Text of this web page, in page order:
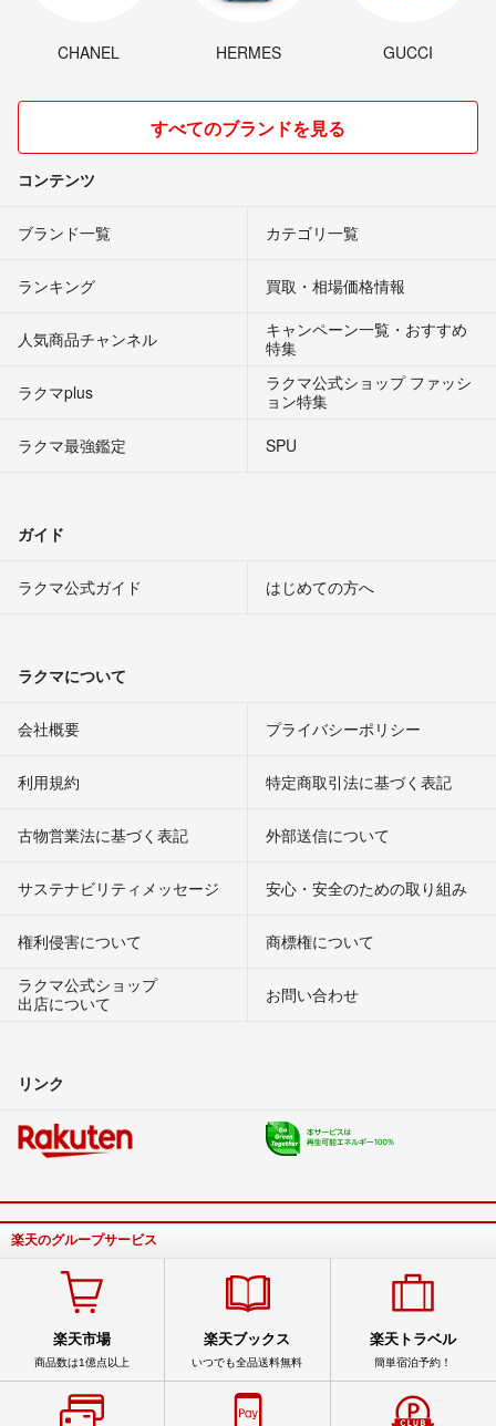
CHANEL HERMES GUCCI
すべてのブランドを見る
コンテンツ
ブランド一覧 カテゴリ一覧
ランキング 買取・相場価格情報
人気商品チャンネル
キャンペーン一覧・おすすめ
特集
ラクマplus
ラクマ公式ショップ ファッシ
ョン特集
ラクマ最強鑑定
SPU
ガイド
ラクマ公式ガイド はじめての方へ
ラクマについて
会社概要 プライバシーポリシー
利用規約 特定商取引法に基づく表記
古物営業法に基づく表記 外部送信について
サステナビリティメッセージ 安心・安全のための取り組み
権利侵害について
商標権について
ラクマ公式ショップ
出店について
お問い合わせ
リンク
楽天のグループサービス
楽天市場
商品数は1億点以上
楽天ブックス
いつでも全品送料無料
楽天トラベル
簡単宿泊予約！